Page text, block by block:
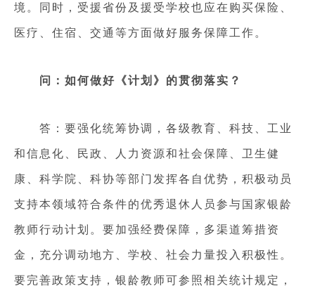
境。同时，受援省份及援受学校也应在购买保险、
医疗、住宿、交通等方面做好服务保障工作。
问：如何做好《计划》的贯彻落实？
答：要强化统筹协调，各级教育、科技、工业
和信息化、民政、人力资源和社会保障、卫生健
康、科学院、科协等部门发挥各自优势，积极动员
支持本领域符合条件的优秀退休人员参与国家银龄
教师行动计划。要加强经费保障，多渠道筹措资
金，充分调动地方、学校、社会力量投入积极性。
要完善政策支持，银龄教师可参照相关统计规定，